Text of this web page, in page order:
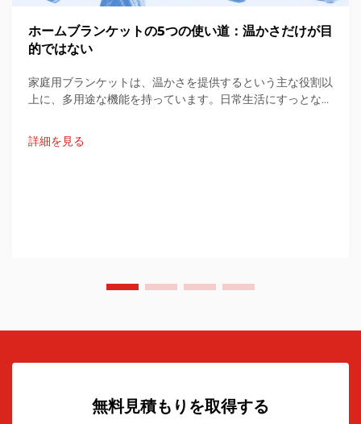
ホームブランケットの5つの使い道：温かさだけが目
的ではない
家庭用ブランケットは、温かさを提供するという主な役割以
上に、多用途な機能を持っています。日常生活にすっとなじ
価値さえも提供します。この記事では、その具体的な活用例
を紹介します。
詳細を見る
無料見積もりを取得する